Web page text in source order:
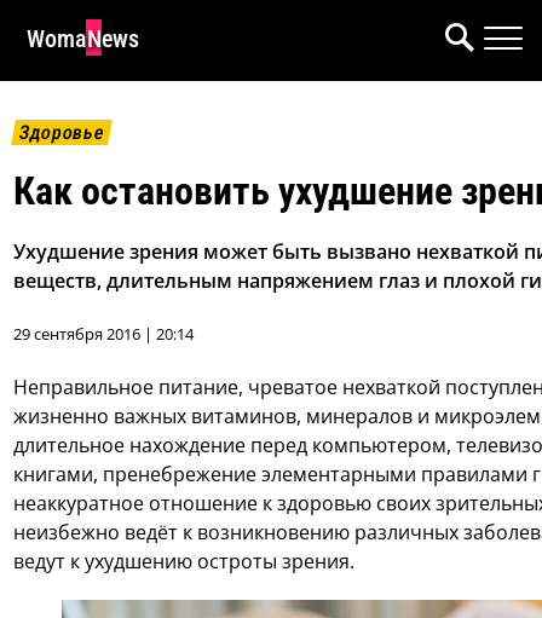
WomaNews
Здоровье
Как остановить ухудшение
Ухудшение зрения может быть вызвано нехваткой
веществ, длительным напряжением глаз и плохой
29 сентября 2016 | 20:14
Неправильное питание, чреватое нехваткой
жизненно важных витаминов, минералов и
длительное нахождение перед компьютером,
книгами, пренебрежение элементарными правилами
неаккуратное отношение к здоровью своих
неизбежно ведёт к возникновению различных
ведут к ухудшению остроты зрения.